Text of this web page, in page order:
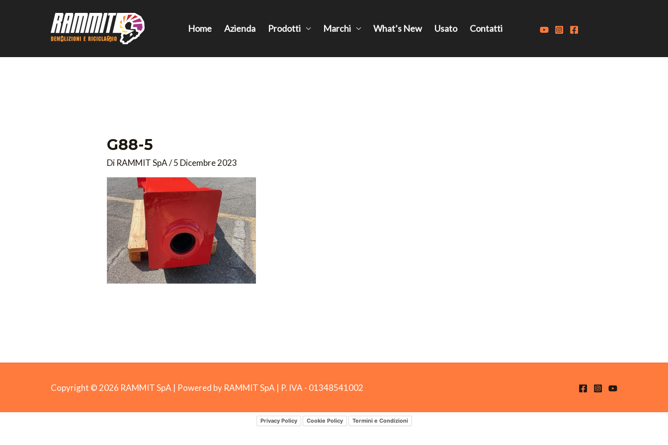
Home Azienda Prodotti Marchi What’s New Usato Contatti
G88-5
Di RAMMIT SpA/5 Dicembre 2023
Copyright © 2026 RAMMIT SpA | Powered by RAMMIT SpA | P. IVA - 01348541002
Privacy Policy Cookie Policy Termini e Condizioni